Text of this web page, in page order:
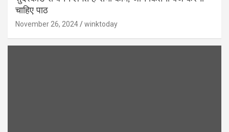
चाहिए पाठ
November 26, 2024 winktoday